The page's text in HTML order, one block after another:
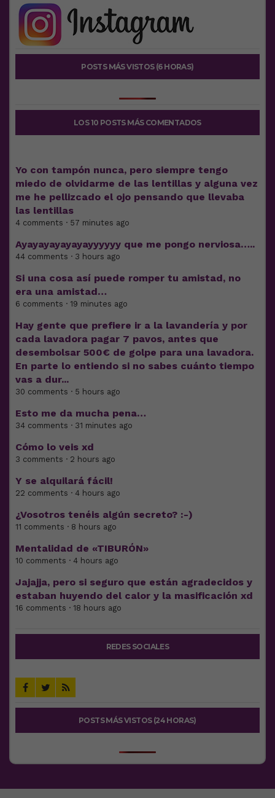
POSTS MÁS VISTOS (6 HORAS)
LOS 10 POSTS MÁS COMENTADOS
Yo con tampón nunca, pero siempre tengo
miedo de olvidarme de las lentillas y alguna vez
me he pellizcado el ojo pensando que llevaba
las lentillas
4 comments · 57 minutes ago
Ayayayayayayayyyyyy que me pongo nerviosa…..
44 comments · 3 hours ago
Si una cosa así puede romper tu amistad, no
era una amistad…
6 comments · 19 minutes ago
Hay gente que prefiere ir a la lavandería y por
cada lavadora pagar 7 pavos, antes que
desembolsar 500€ de golpe para una lavadora.
En parte lo entiendo si no sabes cuánto tiempo
vas a dur...
30 comments · 5 hours ago
Esto me da mucha pena…
34 comments · 31 minutes ago
Cómo lo veis xd
3 comments · 2 hours ago
Y se alquilará fácil!
22 comments · 4 hours ago
¿Vosotros tenéis algún secreto? :-)
11 comments · 8 hours ago
Mentalidad de «TIBURÓN»
10 comments · 4 hours ago
Jajajja, pero si seguro que están agradecidos y
estaban huyendo del calor y la masificación xd
16 comments · 18 hours ago
REDES SOCIALES
POSTS MÁS VISTOS (24 HORAS)